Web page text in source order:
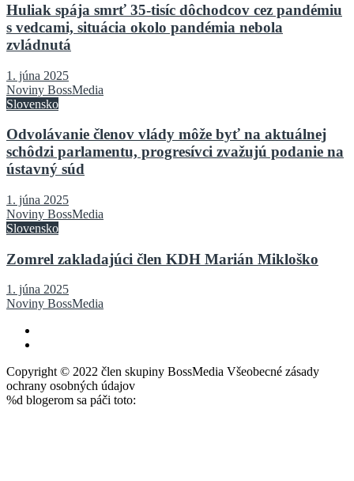
Huliak spája smrť 35-tisíc dôchodcov cez pandémiu
s vedcami, situácia okolo pandémia nebola
zvládnutá
1. júna 2025
Noviny BossMedia
Slovensko
Odvolávanie členov vlády môže byť na aktuálnej
schôdzi parlamentu, progresívci zvažujú podanie na
ústavný súd
1. júna 2025
Noviny BossMedia
Slovensko
Zomrel zakladajúci člen KDH Marián Mikloško
1. júna 2025
Noviny BossMedia
Copyright © 2022 člen skupiny BossMedia Všeobecné zásady
ochrany osobných údajov
%d blogerom sa páči toto: